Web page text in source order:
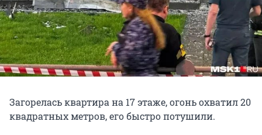
Загорелась квартира на 17 этаже, огонь охватил 20
квадратных метров, его быстро потушили.